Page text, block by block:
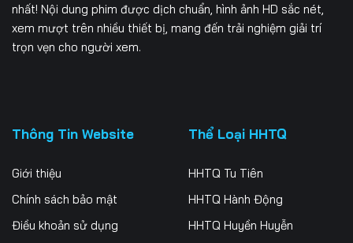
nhất! Nội dung phim được dịch chuẩn, hình ảnh HD sắc nét,
xem mượt trên nhiều thiết bị, mang đến trải nghiệm giải trí
trọn vẹn cho người xem.
Thông Tin Website
Giới thiệu
Chính sách bảo mật
Điều khoản sử dụng
Thể Loại HHTQ
HHTQ Tu Tiên
HHTQ Hành Động
HHTQ Huyền Huyễn